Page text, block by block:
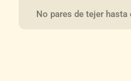
No pares de tejer hasta